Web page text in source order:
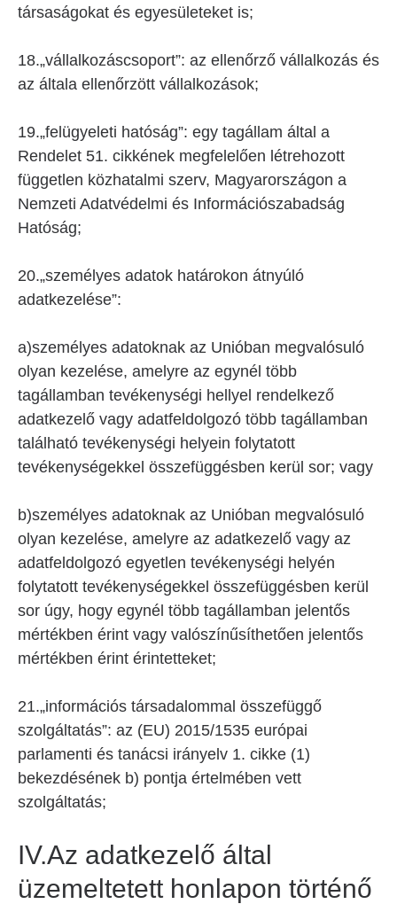
társaságokat és egyesületeket is;
18.„vállalkozáscsoport”: az ellenőrző vállalkozás és
az általa ellenőrzött vállalkozások;
19.„felügyeleti hatóság”: egy tagállam által a
Rendelet 51. cikkének megfelelően létrehozott
független közhatalmi szerv, Magyarországon a
Nemzeti Adatvédelmi és Információszabadság
Hatóság;
20.„személyes adatok határokon átnyúló
adatkezelése”:
a)személyes adatoknak az Unióban megvalósuló
olyan kezelése, amelyre az egynél több
tagállamban tevékenységi hellyel rendelkező
adatkezelő vagy adatfeldolgozó több tagállamban
található tevékenységi helyein folytatott
tevékenységekkel összefüggésben kerül sor; vagy
b)személyes adatoknak az Unióban megvalósuló
olyan kezelése, amelyre az adatkezelő vagy az
adatfeldolgozó egyetlen tevékenységi helyén
folytatott tevékenységekkel összefüggésben kerül
sor úgy, hogy egynél több tagállamban jelentős
mértékben érint vagy valószínűsíthetően jelentős
mértékben érint érintetteket;
21.„információs társadalommal összefüggő
szolgáltatás”: az (EU) 2015/1535 európai
parlamenti és tanácsi irányelv 1. cikke (1)
bekezdésének b) pontja értelmében vett
szolgáltatás;
IV.Az adatkezelő által
üzemeltetett honlapon történő